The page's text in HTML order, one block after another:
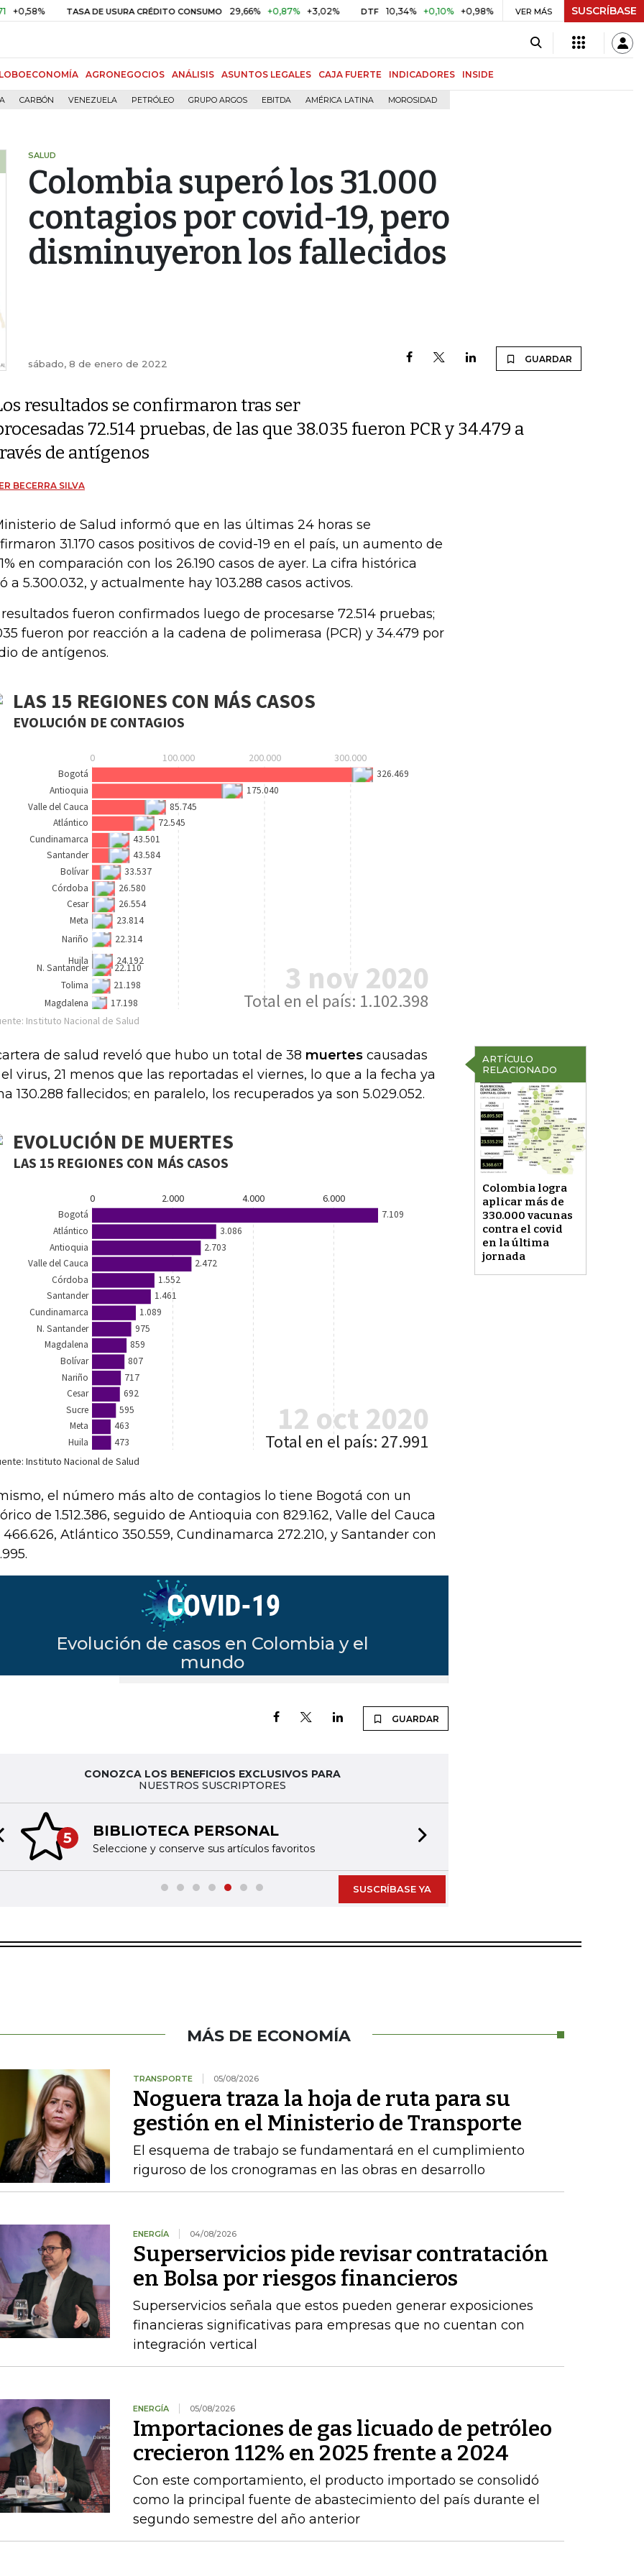
TASA DE USURA CRÉDITO CONSUMO 29,66% +0,87% +3,02% DTF 10,34% +0,10% +0,98% UVR $ 416,86 +$ 0,05 +0,01%
VER MÁS SUSCRÍBASE
AGRONEGOCIOS ANÁLISIS ASUNTOS LEGALES CAJA FUERTE INDICADORES INSIDE
CARBÓN VENEZUELA PETRÓLEO GRUPO ARGOS EBITDA AMÉRICA LATINA MOROSIDAD
SALUD
Colombia superó los 31.000
contagios por covid-19, pero
disminuyeron los fallecidos
sábado, 8 de enero de 2022 GUARDAR
resultados se confirmaron tras ser
72.514 pruebas, de las que 38.035 fueron PCR y 34.479 a
de antígenos
BECERRA SILVA
de Salud informó que en las últimas 24 horas se
31.170 casos positivos de covid-19 en el país, un aumento de
en comparación con los 26.190 casos de ayer. La cifra histórica
a 5.300.032, y actualmente hay 103.288 casos activos.
resultados fueron confirmados luego de procesarse 72.514 pruebas;
fueron por reacción a la cadena de polimerasa (PCR) y 34.479 por
de antígenos.
ARTÍCULO
RELACIONADO
Colombia logra
aplicar más de
330.000 vacunas
contra el covid
en la última
jornada
de salud reveló que hubo un total de 38 muertes causadas
virus, 21 menos que las reportadas el viernes, lo que a la fecha ya
130.288 fallecidos; en paralelo, los recuperados ya son 5.029.052.
el número más alto de contagios lo tiene Bogotá con un
de 1.512.386, seguido de Antioquia con 829.162, Valle del Cauca
Atlántico 350.559, Cundinamarca 272.210, y Santander con
GUARDAR
CONOZCA LOS BENEFICIOS EXCLUSIVOS PARA
NUESTROS SUSCRIPTORES
5 BIBLIOTECA PERSONAL
Seleccione y conserve sus artículos favoritos
slide
SUSCRÍBASE YA
MÁS DE ECONOMÍA
TRANSPORTE 05/08/2026
Noguera traza la hoja de ruta para su
gestión en el Ministerio de Transporte
El esquema de trabajo se fundamentará en el cumplimiento
riguroso de los cronogramas en las obras en desarrollo
ENERGÍA 04/08/2026
Superservicios pide revisar contratación
en Bolsa por riesgos financieros
Superservicios señala que estos pueden generar exposiciones
financieras significativas para empresas que no cuentan con
integración vertical
ENERGÍA 05/08/2026
Importaciones de gas licuado de petróleo
crecieron 112% en 2025 frente a 2024
Con este comportamiento, el producto importado se consolidó
como la principal fuente de abastecimiento del país durante el
segundo semestre del año anterior